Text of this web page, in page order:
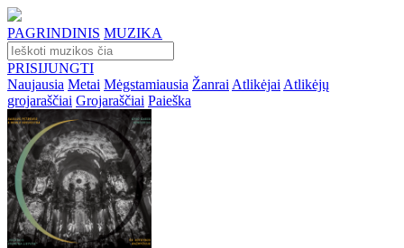
PAGRINDINIS MUZIKA
PRISIJUNGTI
Naujausia Metai Mėgstamiausia Žanrai Atlikėjai Atlikėjų
grojaraščiai Grojaraščiai Paieška